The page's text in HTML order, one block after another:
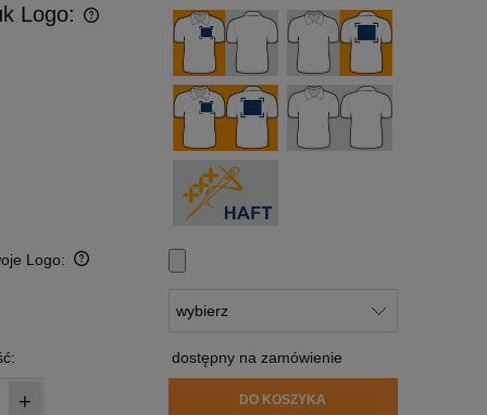
Logo:
Logo:
dostępny na zamówienie
+ DO KOSZYKA